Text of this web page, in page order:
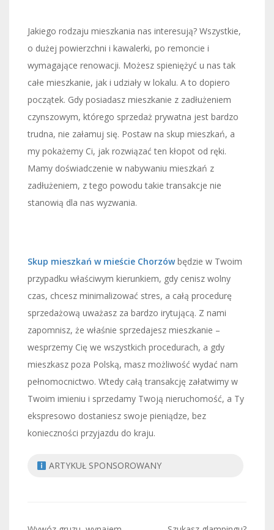
Jakiego rodzaju mieszkania nas interesują? Wszystkie,
o dużej powierzchni i kawalerki, po remoncie i
wymagające renowacji. Możesz spieniężyć u nas tak
całe mieszkanie, jak i udziały w lokalu. A to dopiero
początek. Gdy posiadasz mieszkanie z zadłużeniem
czynszowym, którego sprzedaż prywatna jest bardzo
trudna, nie załamuj się. Postaw na skup mieszkań, a
my pokażemy Ci, jak rozwiązać ten kłopot od ręki.
Mamy doświadczenie w nabywaniu mieszkań z
zadłużeniem, z tego powodu takie transakcje nie
stanowią dla nas wyzwania.
Skup mieszkań w mieście Chorzówbędzie w Twoim
przypadku właściwym kierunkiem, gdy cenisz wolny
czas, chcesz minimalizować stres, a całą procedurę
sprzedażową uważasz za bardzo irytującą. Z nami
zapomnisz, że właśnie sprzedajesz mieszkanie –
wesprzemy Cię we wszystkich procedurach, a gdy
mieszkasz poza Polską, masz możliwość wydać nam
pełnomocnictwo. Wtedy całą transakcję załatwimy w
Twoim imieniu i sprzedamy Twoją nieruchomość, a Ty
ekspresowo dostaniesz swoje pieniądze, bez
konieczności przyjazdu do kraju.
ARTYKUŁ SPONSOROWANY